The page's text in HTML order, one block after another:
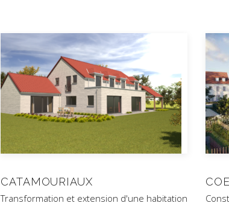
CATAMOURIAUX
Transformation et extension d'une habitation